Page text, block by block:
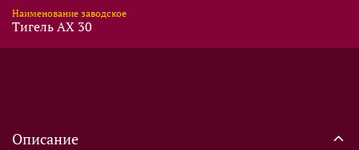
Наименование заводское
Тигель AX 30
Описание